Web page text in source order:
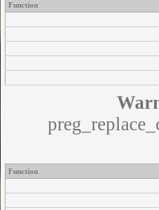
Function
Function